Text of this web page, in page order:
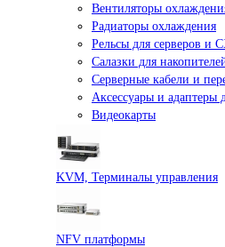
Вентиляторы
Радиаторы охлаждения
Рельсы для серверов и
Салазки для
Серверные кабели и
Аксессуары и адаптеры
Видеокарты
KVM, Терминалы управления
NFV платформы